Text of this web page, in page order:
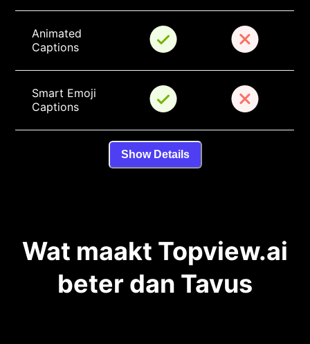
Animated
Captions
Smart Emoji
Captions
Show Details
Wat maakt Topview.ai
beter dan Tavus